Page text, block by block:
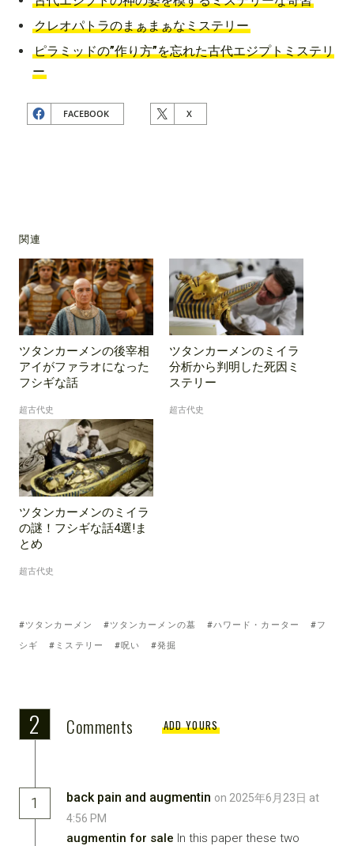
クレオパトラのまぁまぁなミステリー
ピラミッドの”作り方”を忘れた古代エジプトミステリ
ー
FACEBOOK X
関連
ツタンカーメンの後宰相
アイがファラオになった
フシギな話
超古代史
ツタンカーメンのミイラ
分析から判明した死因ミ
ステリー
超古代史
ツタンカーメンのミイラ
の謎！フシギな話4選!ま
とめ
超古代史
Tagged
with:
ツタンカーメン ツタンカーメンの墓 ハワード・カーター
フ
シギ
ミステリー 呪い 発掘
2 Comments ADD YOURS
1 back pain and augmentin on 2025年6月23日 at
4:56 PM
augmentin for sale In this paper these two